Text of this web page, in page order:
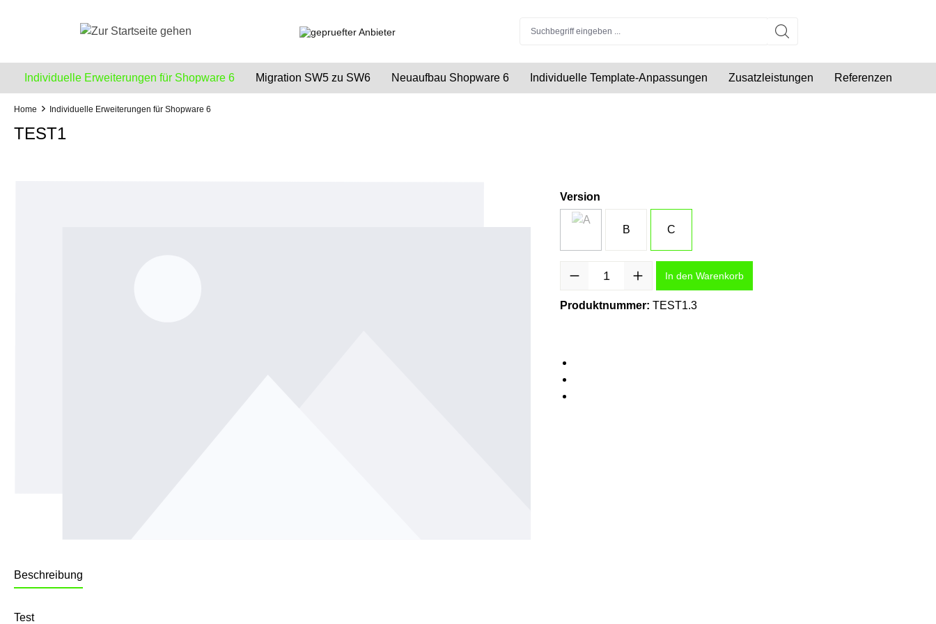
Individuelle Erweiterungen für Shopware 6 Migration SW5 zu SW6 Neuaufbau Shopware 6 Individuelle Template-Anpassungen Zusatzleistungen Referenzen
Home Individuelle Erweiterungen für Shopware 6
TEST1
Version
B C
In den Warenkorb
Produktnummer: TEST1.3
Beschreibung
Test